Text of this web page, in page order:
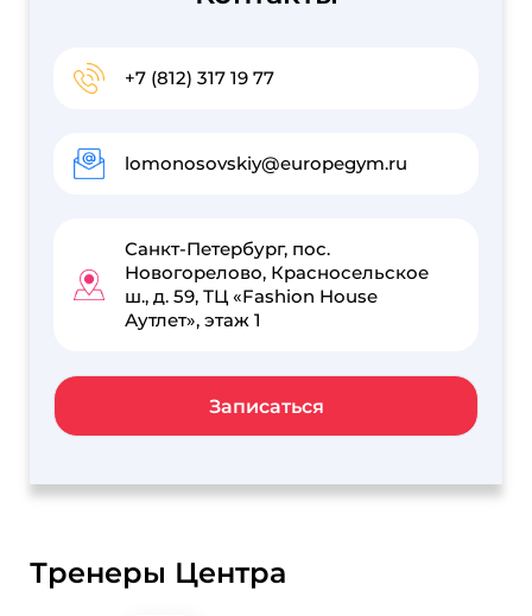
+7 (812) 317 19 77
lomonosovskiy@europegym.ru
Санкт-Петербург, пос.
Новогорелово, Красносельское
ш., д. 59, ТЦ «Fashion House
Аутлет», этаж 1
Записаться
Тренеры Центра